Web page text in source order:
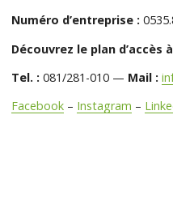
Numéro d’entreprise :
Découvrez le plan d’accès
Tel. : 081/281-010 — Mail :
Facebook – Instagram –